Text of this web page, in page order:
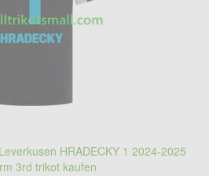
HRADECKY 1 2024-2025
3rd trikot kaufen